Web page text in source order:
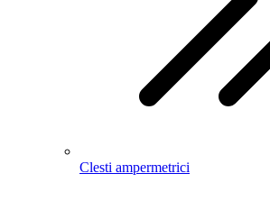
Clesti ampermetrici